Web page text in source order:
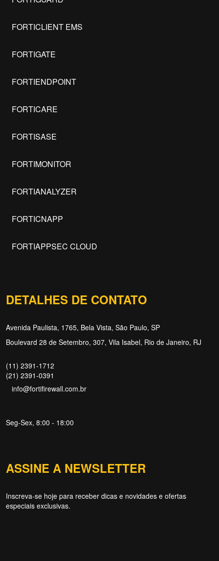
FORTICLIENT EMS
FORTIGATE
FORTIENDPOINT
FORTICARE
FORTISASE
FORTIMONITOR
FORTIANALYZER
FORTICNAPP
FORTIAPPSEC CLOUD
DETALHES DE CONTATO
Avenida Paulista, 1765, Bela Vista, São Paulo, SP
Boulevard 28 de Setembro, 307, Vila Isabel, Rio de Janeiro, RJ
(11) 2391-1712
(21) 2391-0391
info@fortifirewall.com.br
Seg-Sex, 8:00 - 18:00
ASSINE A NEWSLETTER
Inscreva-se hoje para receber dicas e novidades e ofertas
especiais exclusivas.
NOME